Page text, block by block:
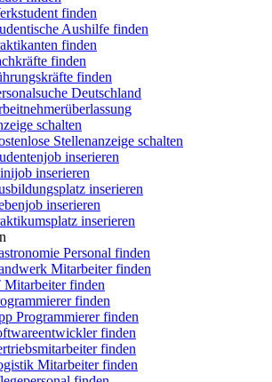
finden
Aushilfe finden
finden
finden
finden
Deutschland
schalten
Stellenanzeige schalten
inserieren
inserieren
inserieren
inserieren
inserieren
Personal finden
Mitarbeiter finden
Mitarbeiter finden
finden
Programmierer finden
finden
finden
Mitarbeiter finden